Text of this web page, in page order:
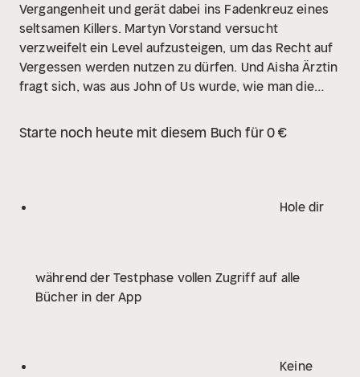
Vergangenheit und gerät dabei ins Fadenkreuz eines
seltsamen Killers. Martyn Vorstand versucht
verzweifelt ein Level aufzusteigen, um das Recht auf
Vergessen werden nutzen zu dürfen. Und Aisha Ärztin
fragt sich, was aus John of Us wurde, wie man die
zum Teufel die Verteidigungs-Algorithmen den Dritten
voller kluger Einfälle, skurriler Figuren und
Starte noch heute mit diesem Buch für 0 €
Hole dir
während der Testphase vollen Zugriff auf alle
Bücher in der App
Keine